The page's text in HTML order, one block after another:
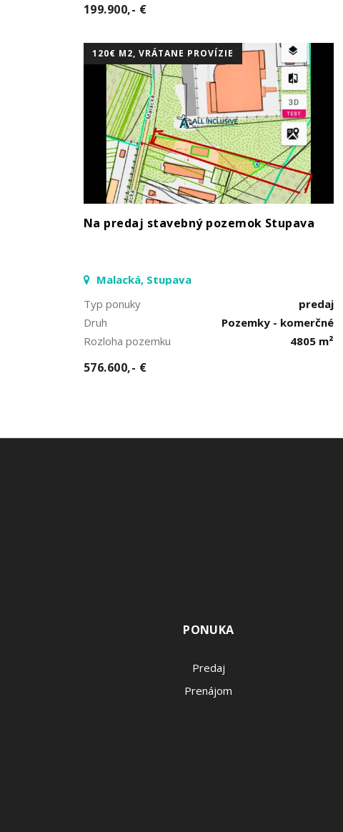
199.900,- €
120€ M2, VRÁTANE PROVÍZIE
Na predaj stavebný pozemok Stupava
Malacká, Stupava
Typ ponuky
predaj
Druh
Pozemky - komerčné
Rozloha pozemku
4805 m²
576.600,- €
PONUKA
Predaj
Prenájom